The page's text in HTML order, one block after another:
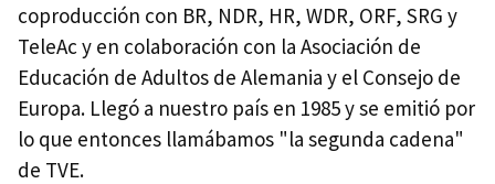
coproducción con BR, NDR, HR, WDR, ORF, SRG y
TeleAc y en colaboración con la Asociación de
Educación de Adultos de Alemania y el Consejo de
Europa. Llegó a nuestro país en 1985 y se emitió por
lo que entonces llamábamos "la segunda cadena"
de TVE.